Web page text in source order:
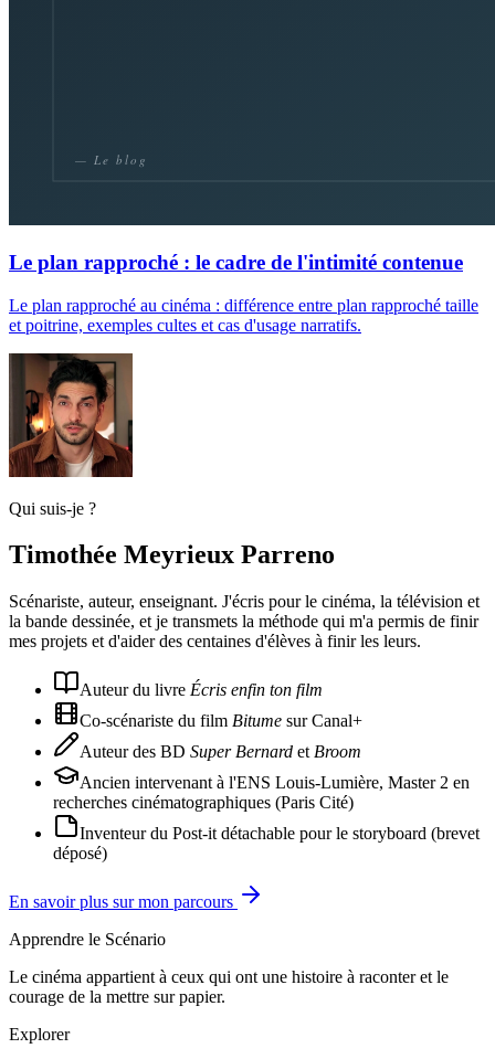
Le plan rapproché : le cadre de l'intimité contenue
Le plan rapproché au cinéma : différence entre plan rapproché taille
et poitrine, exemples cultes et cas d'usage narratifs.
Qui suis-je ?
Timothée Meyrieux Parreno
Scénariste, auteur, enseignant. J'écris pour le cinéma, la télévision et
la bande dessinée, et je transmets la méthode qui m'a permis de finir
mes projets et d'aider des centaines d'élèves à finir les leurs.
Auteur du livre Écris enfin ton film
Co-scénariste du film Bitume sur Canal+
Auteur des BD Super Bernard et Broom
Ancien intervenant à l'ENS Louis-Lumière, Master 2 en
recherches cinématographiques (Paris Cité)
Inventeur du Post-it détachable pour le storyboard (brevet
déposé)
En savoir plus sur mon parcours
Apprendre le Scénario
Le cinéma appartient à ceux qui ont une histoire à raconter et le
courage de la mettre sur papier.
Explorer